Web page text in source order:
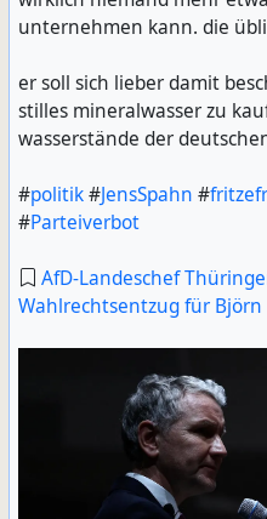
unternehmen kann. die
er soll sich lieber damit
stilles mineralwasser zu
wasserstände der
#politik#JensSpahn #
#Parteiverbot
AfD-Landeschef
Wahlrechtsentzug für Björn